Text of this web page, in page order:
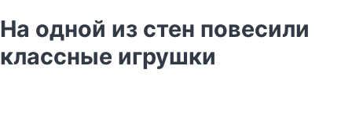
На одной из стен повесили
классные игрушки